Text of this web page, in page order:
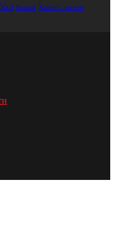
Хоккей Хоккей с мячом